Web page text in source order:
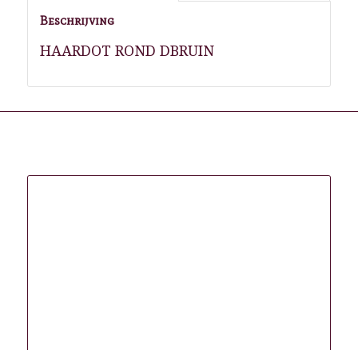
Beschrijving
HAARDOT ROND DBRUIN